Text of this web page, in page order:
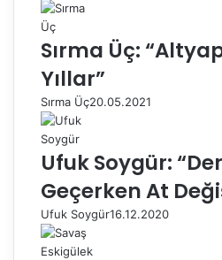
Sırma Üç:
Yıllar”
Sırma Üç20.05.2021
Ufuk Soygür:
Geçerken At
Ufuk Soygür16.12.2020